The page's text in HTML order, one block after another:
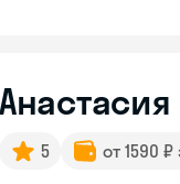
Анастасия
5 от 1590